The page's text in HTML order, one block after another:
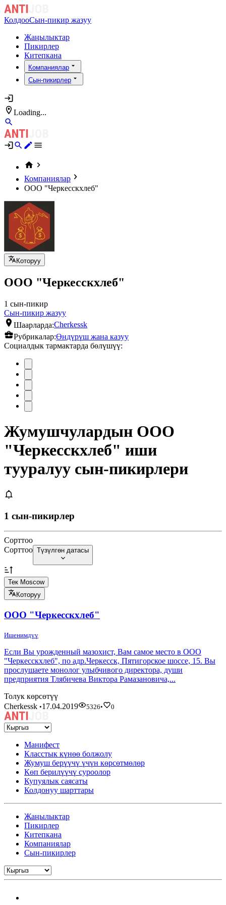
КолдооСын-пикир жазуу
Жаңылыктар
Пикирлер
Китепкана
Компаниялар
Сын-пикирлер
Loading...
Компаниялар
ООО "Черкесскхлеб"
Которуу
ООО "Черкесскхлеб"
1 сын-пикир
Сын-пикир жазуу
Шаарларда:Cherkessk
Рубрикалар:Өндүрүш жана казуу
Социалдык тармактарда бөлүшүү:
Жумушчулардын ООО
"Черкесскхлеб" иши
тууралуу сын-пикирлери
1 сын-пикирлер
Сорттоо
Сорттоо Түзүлгөн датасы
Тек Moscow
Которуу
ООО "Черкесскхлеб"
Ишенимдүү
Если Вы урожденный мазохист, Вам самое место в ООО
"Черкесскхлеб", по адр.Черкесск, Пятигорское шоссе, 15. Вы
прослушаете монолог улыбчивого директора, души
предприятия Тлябичева Виктора Рамазановича,...
Толук көрсөтүү
Cherkessk •17.04.2019 5326• 0
Манифест
Класстык күнөө болжолу
Жумуш берүүчү үчүн көрсөтмөлөр
Көп берилүүчү суроолор
Купуялык саясаты
Колдонуу шарттары
Жаңылыктар
Пикирлер
Китепкана
Компаниялар
Сын-пикирлер